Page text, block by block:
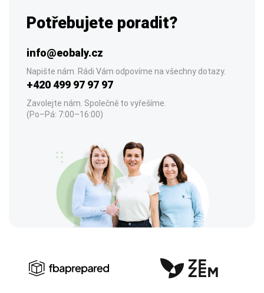
Potřebujete poradit?
info@eobaly.cz
Napište nám. Rádi Vám odpovíme na všechny dotazy.
+420 499 97 97 97
Zavolejte nám. Společně to vyřešíme.
(Po–Pá: 7:00–16:00)